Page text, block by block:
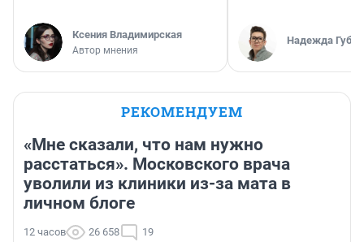
Ксения Владимирская
Автор мнения
Надежда
РЕКОМЕНДУЕМ
«Мне сказали, что нам нужно
расстаться». Московского врача
уволили из клиники из-за мата в
личном блоге
12 часов 26 658 19